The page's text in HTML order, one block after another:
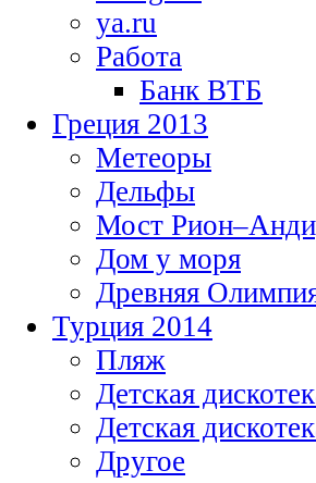
ya.ru
Работа
Банк ВТБ
Греция 2013
Метеоры
Дельфы
Мост
Дом у моря
Древняя
Турция 2014
Пляж
Детская
Детская
Другое